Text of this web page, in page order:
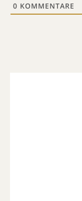
0 KOMMENTARE